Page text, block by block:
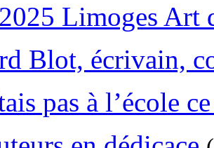
Limoges Art
Blot, écrivain,
pas à l’école